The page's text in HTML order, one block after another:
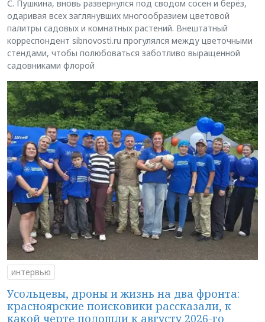
С. Пушкина, вновь развернулся под сводом сосен и берёз,
одаривая всех заглянувших многообразием цветовой
палитры садовых и комнатных растений. Внештатный
корреспондент sibnovosti.ru прогулялся между цветочными
стендами, чтобы полюбоваться заботливо выращенной
садовниками флорой
интервью
Усольцевы, дроны и жизнь на два фронта:
красноярские поисковики рассказали, к
какой черте подошли к августу 2026-го